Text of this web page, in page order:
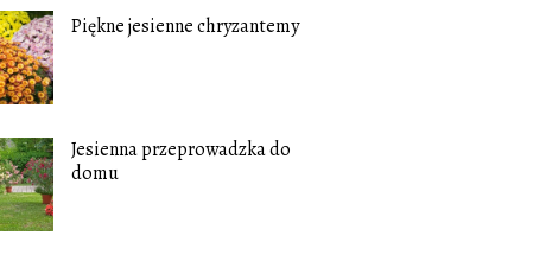
Piękne jesienne chryzantemy
Jesienna przeprowadzka do
domu